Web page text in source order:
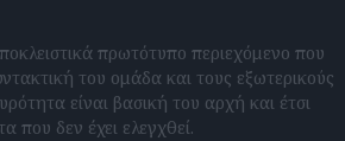
πρωτότυπο περιεχόμενο που
του ομάδα και τους εξωτερικούς
είναι βασική του αρχή και έτσι
που δεν έχει ελεγχθεί.